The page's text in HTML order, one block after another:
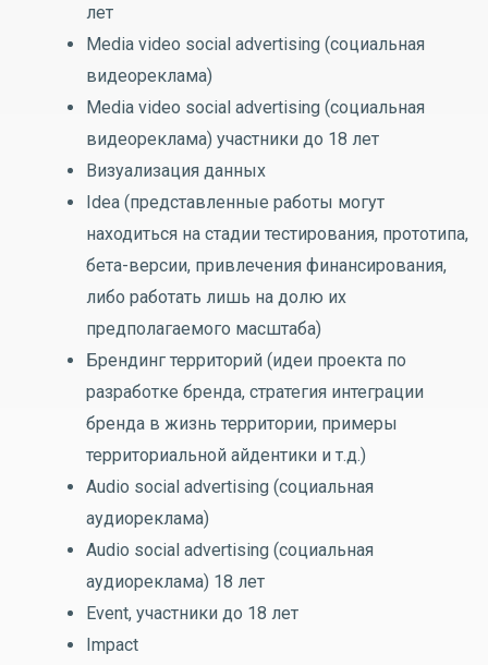
лет
Media video social advertising (социальная
видеореклама)
Media video social advertising (социальная
видеореклама) участники до 18 лет
Визуализация данных
Idea (представленные работы могут
находиться на стадии тестирования, прототипа,
бета-версии, привлечения финансирования,
либо работать лишь на долю их
предполагаемого масштаба)
Брендинг территорий (идеи проекта по
разработке бренда, стратегия интеграции
бренда в жизнь территории, примеры
территориальной айдентики и т.д.)
Audio social advertising (социальная
аудиореклама)
Audio social advertising (социальная
аудиореклама) 18 лет
Event, участники до 18 лет
Impact